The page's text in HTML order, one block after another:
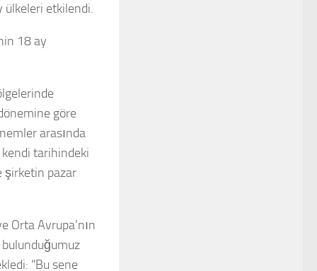
ülkeleri etkilendi.
18 ay
göre
arasında
kendi tarihindeki
şirketin pazar
Orta Avrupa’nın
bulunduğumuz
“Bu sene